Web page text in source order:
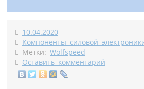
10.04.2020
Компоненты силовой
Метки: Wolfspeed
Оставить комментарий